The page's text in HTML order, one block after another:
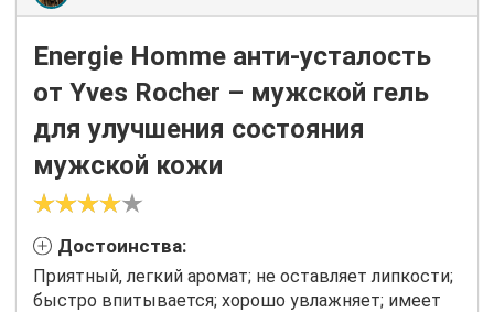
Energie Homme анти-усталость
от Yves Rocher – мужской гель
для улучшения состояния
мужской кожи
Достоинства:
Приятный, легкий аромат; не оставляет липкости;
быстро впитывается; хорошо увлажняет; имеет